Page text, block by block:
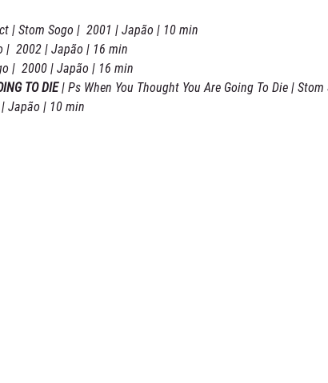
| Stom Sogo |  2001 | Japão | 10 min
2002 | Japão | 16 min
|  2000 | Japão | 16 min
TO DIE | Ps When You Thought You Are Going To Die |
| Japão | 10 min